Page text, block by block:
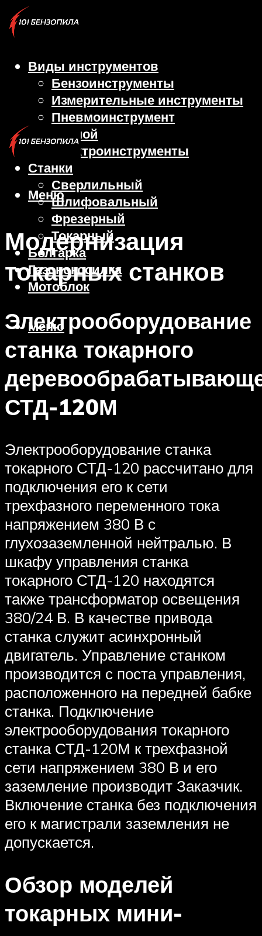
Виды инструментов
Бензоинструменты
Измерительные инструменты
Пневмоинструмент
Ручной
Электроинструменты
Станки
Сверлильный
Шлифовальный
Фрезерный
Токарный
Болгарка
Газонокосилка
Мотоблок
Меню
Меню
Модернизация
токарных станков
Электрооборудование
станка токарного
СТД-120М
Электрооборудование станка
токарного СТД-120 рассчитано для
подключения его к сети
трехфазного переменного тока
напряжением 380 В с
глухозаземленной нейтралью. В
шкафу управления станка
токарного СТД-120 находятся
также трансформатор освещения
380/24 В. В качестве привода
станка служит асинхронный
двигатель. Управление станком
производится с поста управления,
расположенного на передней бабке
станка. Подключение
электрооборудования токарного
станка СТД-120М к трехфазной
сети напряжением 380 В и его
заземление производит Заказчик.
Включение станка без подключения
его к магистрали заземления не
допускается.
Обзор моделей
токарных мини-